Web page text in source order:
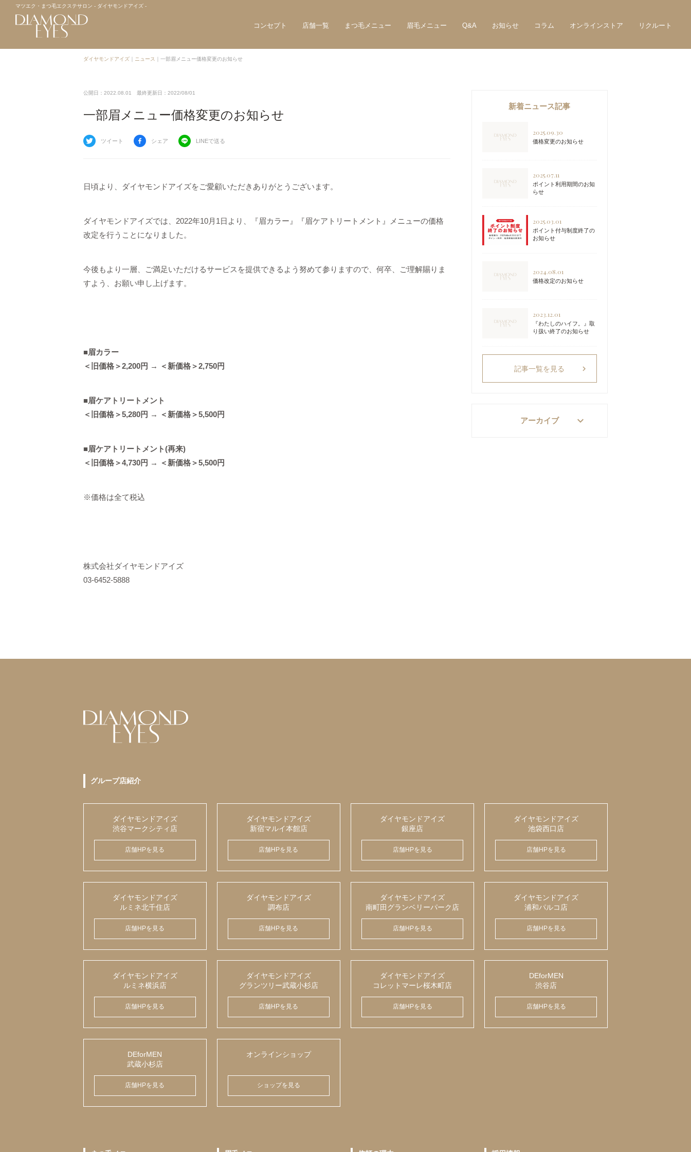
マツエク・まつ毛エクステサロン - ダイヤモンドアイズ -
コンセプト 店舗一覧 まつ毛メニュー 眉毛メニュー Q&A お知らせ コラム オンラインストア リクルート
ダイヤモンドアイズ ニュース 一部眉メニュー価格変更のお知らせ
公開日：2022.08.01 最終更新日：2022/08/01
一部眉メニュー価格変更のお知らせ
ツイート シェア LINEで送る
日頃より、ダイヤモンドアイズをご愛顧いただきありがとうございます。
ダイヤモンドアイズでは、2022年10月1日より、『眉カラー』『眉ケアトリートメント』メニューの価格
改定を行うことになりました。
今後もより一層、ご満足いただけるサービスを提供できるよう努めて参りますので、何卒、ご理解賜りま
すよう、お願い申し上げます。
■眉カラー
＜旧価格＞2,200円 → ＜新価格＞2,750円
■眉ケアトリートメント
＜旧価格＞5,280円 → ＜新価格＞5,500円
■眉ケアトリートメント(再来)
＜旧価格＞4,730円 → ＜新価格＞5,500円
※価格は全て税込
株式会社ダイヤモンドアイズ
03-6452-5888
新着ニュース記事
2025.09.30
価格変更のお知らせ
2025.07.11
ポイント利用期間のお知
らせ
2025.03.01
ポイント付与制度終了の
お知らせ
2024.08.01
価格改定のお知らせ
2023.12.01
『わたしのハイフ。』取
り扱い終了のお知らせ
記事一覧を見る chevron_right
アーカイブ keyboard_arrow_down
グループ店紹介
ダイヤモンドアイズ
渋谷マークシティ店
店舗HPを見る
ダイヤモンドアイズ
新宿マルイ本館店
店舗HPを見る
ダイヤモンドアイズ
銀座店
店舗HPを見る
ダイヤモンドアイズ
池袋西口店
店舗HPを見る
ダイヤモンドアイズ
ルミネ北千住店
店舗HPを見る
ダイヤモンドアイズ
調布店
店舗HPを見る
ダイヤモンドアイズ
南町田グランベリーパーク店
店舗HPを見る
ダイヤモンドアイズ
浦和パルコ店
店舗HPを見る
ダイヤモンドアイズ
ルミネ横浜店
店舗HPを見る
ダイヤモンドアイズ
グランツリー武蔵小杉店
店舗HPを見る
ダイヤモンドアイズ
コレットマーレ桜木町店
店舗HPを見る
DEforMEN
渋谷店
店舗HPを見る
DEforMEN
武蔵小杉店
店舗HPを見る
オンラインショップ
ショップを見る